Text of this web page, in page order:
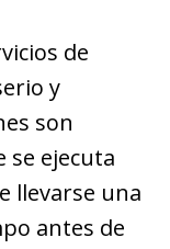
de
y
son
se ejecuta
llevarse una
antes de